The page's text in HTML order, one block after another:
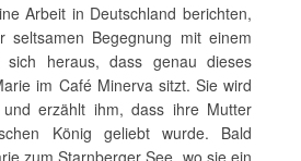
Arbeit in Deutschland berichten,
seltsamen Begegnung mit einem
sich heraus, dass genau dieses
im Café Minerva sitzt. Sie wird
und erzählt ihm, dass ihre Mutter
König geliebt wurde. Bald
zum Starnberger See, wo sie ein